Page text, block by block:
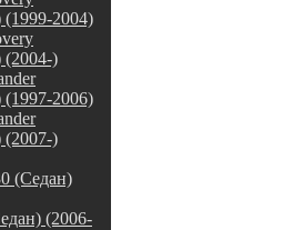
2004)
)
2006)
)
(Седан)
(2006-